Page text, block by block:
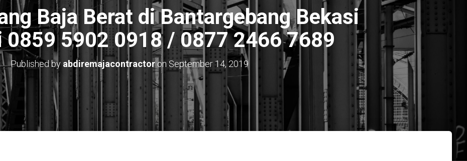
Baja Berat di Bantargebang Bekasi
0859 5902 0918 / 0877 2466 7689
Published by abdiremajacontractor onSeptember 14, 2019